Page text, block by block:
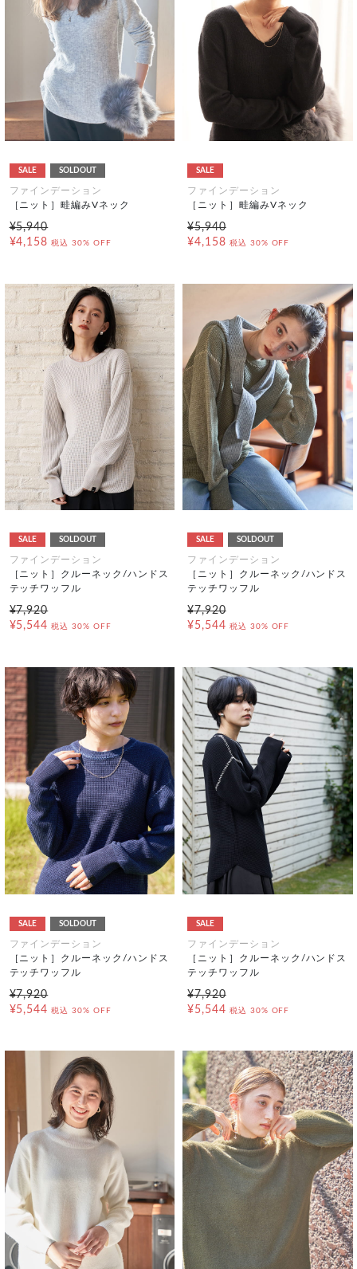
SALE SOLDOUT
ファインデーション
［ニット］畦編みVネック
¥5,940
¥4,158 税込 30% OFF
SALE
ファインデーション
［ニット］畦編みVネック
¥5,940
¥4,158 税込 30% OFF
SALE SOLDOUT
ファインデーション
［ニット］クルーネック/ハンドス
テッチワッフル
¥7,920
¥5,544 税込 30% OFF
SALE SOLDOUT
ファインデーション
［ニット］クルーネック/ハンドス
テッチワッフル
¥7,920
¥5,544 税込 30% OFF
SALE SOLDOUT
ファインデーション
［ニット］クルーネック/ハンドス
テッチワッフル
¥7,920
¥5,544 税込 30% OFF
SALE
ファインデーション
［ニット］クルーネック/ハンドス
テッチワッフル
¥7,920
¥5,544 税込 30% OFF